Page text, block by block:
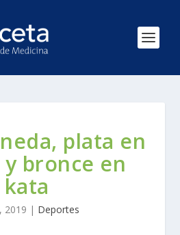
plata en
bronce en
kata
2019 | Deportes